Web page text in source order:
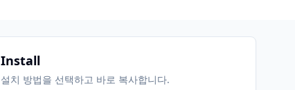
Install
설치 방법을 선택하고 바로 복사합니다.